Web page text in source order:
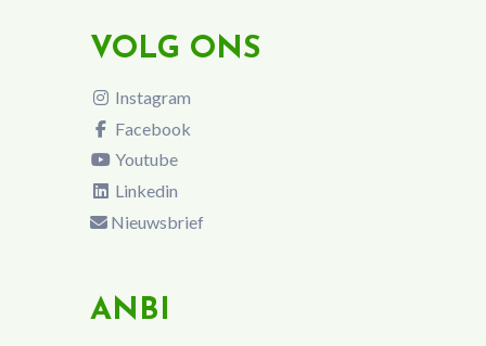
VOLG ONS
Instagram
Facebook
Youtube
Linkedin
Nieuwsbrief
ANBI